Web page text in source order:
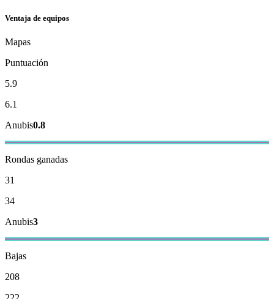
Ventaja de equipos
Mapas
Puntuación
5.9
6.1
Anubis0.8
Rondas ganadas
31
34
Anubis3
Bajas
208